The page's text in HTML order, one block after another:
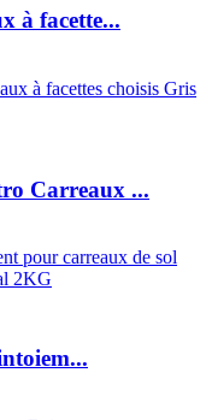
à facette...
Carreaux ...